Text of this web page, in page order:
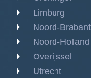
Limburg
Noord-Brabant
Noord-Holland
Overijssel
Utrecht